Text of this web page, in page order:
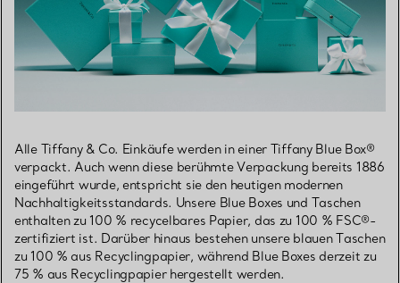
Alle Tiffany & Co. Einkäufe werden in einer Tiffany Blue Box®
verpackt. Auch wenn diese berühmte Verpackung bereits 1886
eingeführt wurde, entspricht sie den heutigen modernen
Nachhaltigkeitsstandards. Unsere Blue Boxes und Taschen
enthalten zu 100 % recycelbares Papier, das zu 100 % FSC®-
zertifiziert ist. Darüber hinaus bestehen unsere blauen Taschen
zu 100 % aus Recyclingpapier, während Blue Boxes derzeit zu
75 % aus Recyclingpapier hergestellt werden.